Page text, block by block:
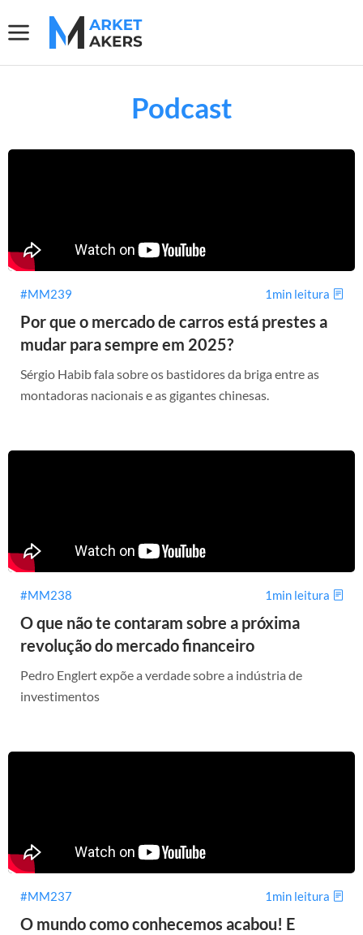
Podcast
#MM239 1min leitura
Por que o mercado de carros está prestes a
mudar para sempre em 2025?
Sérgio Habib fala sobre os bastidores da briga entre as
montadoras nacionais e as gigantes chinesas.
#MM238 1min leitura
O que não te contaram sobre a próxima
revolução do mercado financeiro
Pedro Englert expõe a verdade sobre a indústria de
investimentos
#MM237 1min leitura
O mundo como conhecemos acabou! E